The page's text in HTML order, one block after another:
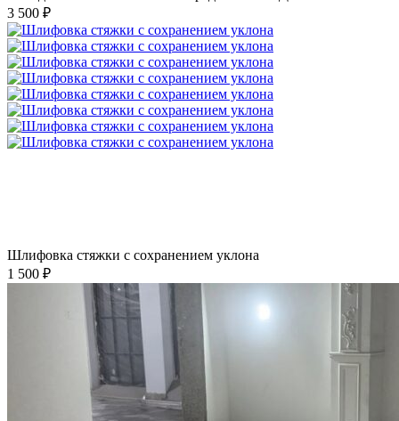
3 500 ₽
Шлифовка стяжки с сохранением уклона
1 500 ₽